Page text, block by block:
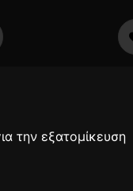
την εξατομίκευση
Προσφορές